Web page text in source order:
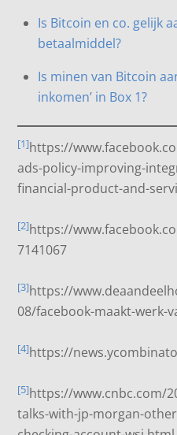
Is Bitcoin en co. gelijk
betaalmiddel?
Is minen van Bitcoin
inkomen’ in Box 1?
[1]https://
ads-policy-improving-
financial-product-and-
[2]https://
7141067
[3]https://
08/facebook-maakt-werk-
[4]https://
[5]https://www.cnbc.com/
talks-with-jp-morgan-